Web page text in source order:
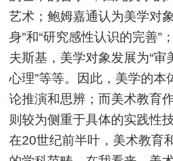
艺术；鲍姆嘉通认为美学对
身”和“研究感性认识的完善”
夫斯基，美学对象发展为“审
心理”等等。因此，美学的本
论推演和思辨；而美术教育
则较为侧重于具体的实践性
在20世纪前半叶，美术教育